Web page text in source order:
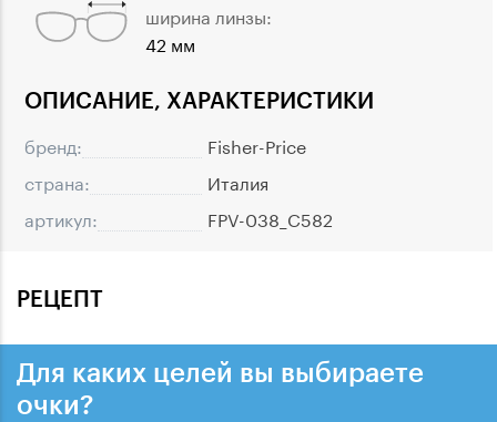
ОПИСАНИЕ, ХАРАКТЕРИСТИКИ
бренд:
Fisher-Price
страна:
Италия
артикул:
FPV-038_C582
ширина линзы:
42 мм
РЕЦЕПТ
Для каких целей вы выбираете
очки?